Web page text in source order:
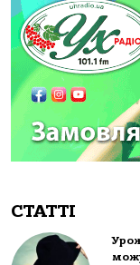
СТАТТІ